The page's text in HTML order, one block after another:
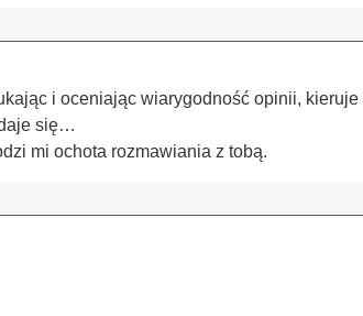
i oceniając wiarygodność opinii,
się…
mi ochota rozmawiania z tobą.